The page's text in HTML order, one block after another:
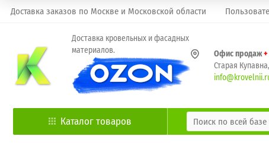
Доставка заказов по Москве и Московской области
Доставка кровельных и фасадных
материалов.
Офис продаж
Старая
Каталог товаров